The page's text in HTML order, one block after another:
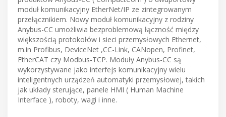
moduł komunikacyjny EtherNet/IP ze zintegrowanym
przełącznikiem. Nowy moduł komunikacyjny z rodziny
Anybus-CC umożliwia bezproblemową łączność między
większością protokołów i sieci przemysłowych Ethernet,
m.in Profibus, DeviceNet ,CC-Link, CANopen, Profinet,
EtherCAT czy Modbus-TCP. Moduły Anybus-CC są
wykorzystywane jako interfejs komunikacyjny wielu
inteligentnych urządzeń automatyki przemysłowej, takich
jak układy sterujące, panele HMI ( Human Machine
Interface ), roboty, wagi i inne.